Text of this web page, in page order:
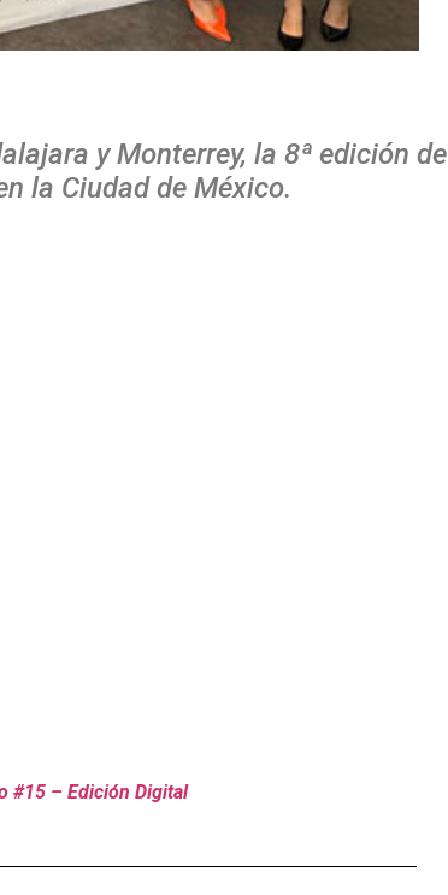
y Monterrey, la 8ª edición de
la Ciudad de México.
#15 – Edición Digital